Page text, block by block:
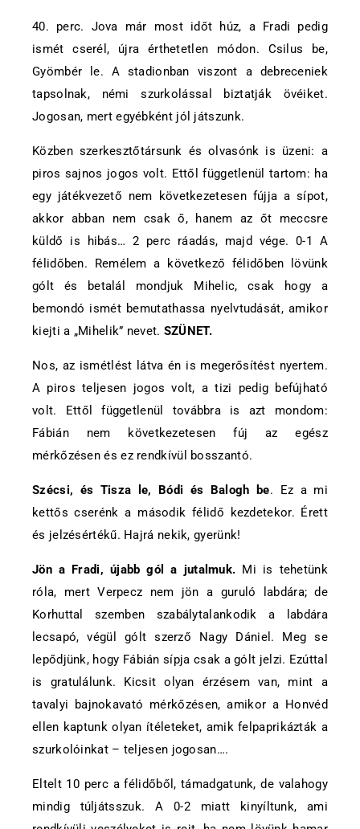
40. perc. Jova már most időt húz, a Fradi pedig
ismét cserél, újra érthetetlen módon. Csilus be,
Gyömbér le. A stadionban viszont a debreceniek
tapsolnak, némi szurkolással biztatják övéiket.
Jogosan, mert egyébként jól játszunk.
Közben szerkesztőtársunk és olvasónk is üzeni: a
piros sajnos jogos volt. Ettől függetlenül tartom: ha
egy játékvezető nem következetesen fújja a sípot,
akkor abban nem csak ő, hanem az őt meccsre
küldő is hibás… 2 perc ráadás, majd vége. 0-1 A
félidőben. Remélem a következő félidőben lövünk
gólt és betalál mondjuk Mihelic, csak hogy a
bemondó ismét bemutathassa nyelvtudását, amikor
kiejti a „Mihelik” nevet. SZÜNET.
Nos, az ismétlést látva én is megerősítést nyertem.
A piros teljesen jogos volt, a tizi pedig befújható
volt. Ettől függetlenül továbbra is azt mondom:
Fábián nem következetesen fúj az egész
mérkőzésen és ez rendkívül bosszantó.
Szécsi, és Tisza le, Bódi és Balogh be. Ez a mi
kettős cserénk a második félidő kezdetekor. Érett
és jelzésértékű. Hajrá nekik, gyerünk!
Jön a Fradi, újabb gól a jutalmuk. Mi is tehetünk
róla, mert Verpecz nem jön a guruló labdára; de
Korhuttal szemben szabálytalankodik a labdára
lecsapó, végül gólt szerző Nagy Dániel. Meg se
lepődjünk, hogy Fábián sípja csak a gólt jelzi. Ezúttal
is gratulálunk. Kicsit olyan érzésem van, mint a
tavalyi bajnokavató mérkőzésen, amikor a Honvéd
ellen kaptunk olyan ítéleteket, amik felpaprikázták a
szurkolóinkat – teljesen jogosan….
Eltelt 10 perc a félidőből, támadgatunk, de valahogy
mindig túljátsszuk. A 0-2 miatt kinyíltunk, ami